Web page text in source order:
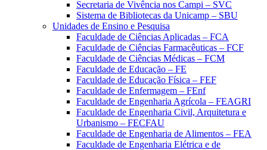
Secretaria de Vivência nos Campi – SVC
Sistema de Bibliotecas da Unicamp – SBU
Unidades de Ensino e Pesquisa
Faculdade de Ciências Aplicadas – FCA
Faculdade de Ciências Farmacêuticas – FCF
Faculdade de Ciências Médicas – FCM
Faculdade de Educação – FE
Faculdade de Educação Física – FEF
Faculdade de Enfermagem – FEnf
Faculdade de Engenharia Agrícola – FEAGRI
Faculdade de Engenharia Civil, Arquitetura e
Urbanismo – FECFAU
Faculdade de Engenharia de Alimentos – FEA
Faculdade de Engenharia Elétrica e de